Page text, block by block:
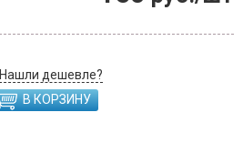
Нашли дешевле?
В КОРЗИНУ